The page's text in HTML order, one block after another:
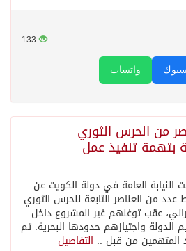
133
واتساب
من الحرس الثوري
بتهمة تنفيذ عمل
النيابة العامة في دولة الكويت عن
عدد من العناصر التابعة للحرس الثوري
عقب توغلهم غير المشروع داخل
الدولة واجتيازهم حدودها البحرية. تم
المتهمين من قبل .. التفاصيل